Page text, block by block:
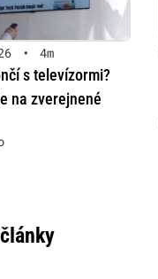
• 4m
s televízormi?
na zverejnené